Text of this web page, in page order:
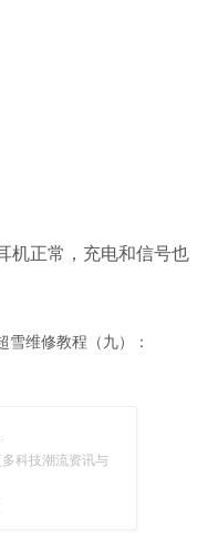
机正常，充电和信号也
雪维修教程（九）：
科技潮流资讯与